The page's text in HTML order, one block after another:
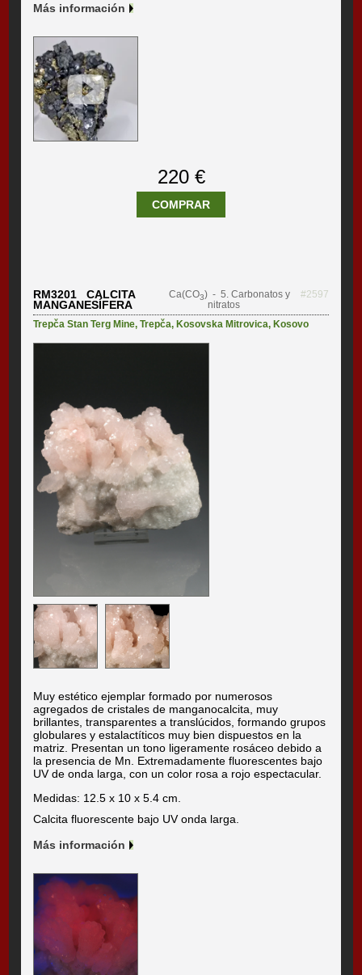
Más información
220 €
COMPRAR
RM3201 CALCITA
MANGANESÍFERA
Ca(CO3)- 5. Carbonatos y
nitratos
#2597
Trepča Stan Terg Mine,Trepča,Kosovska Mitrovica,Kosovo
Muy estético ejemplar formado por numerosos
agregados de cristales de manganocalcita, muy
brillantes, transparentes a translúcidos, formando grupos
globulares y estalactíticos muy bien dispuestos en la
matriz. Presentan un tono ligeramente rosáceo debido a
la presencia de Mn. Extremadamente fluorescentes bajo
UV de onda larga, con un color rosa a rojo espectacular.
Medidas: 12.5 x 10 x 5.4 cm.
Calcita fluorescente bajo UV onda larga.
Más información